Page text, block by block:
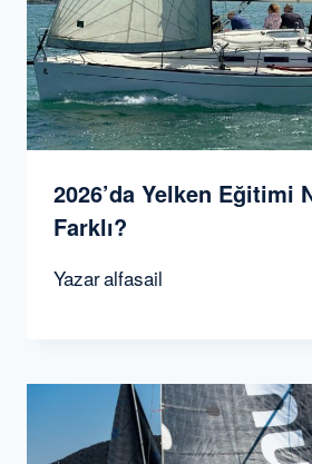
2026’da Yelken Eğitimi
Farklı?
Yazaralfasail